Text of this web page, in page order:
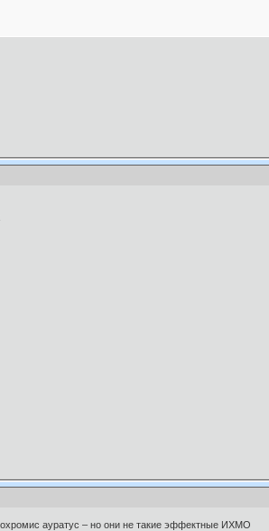
ауратус – но они не такие эффектные ИХМО